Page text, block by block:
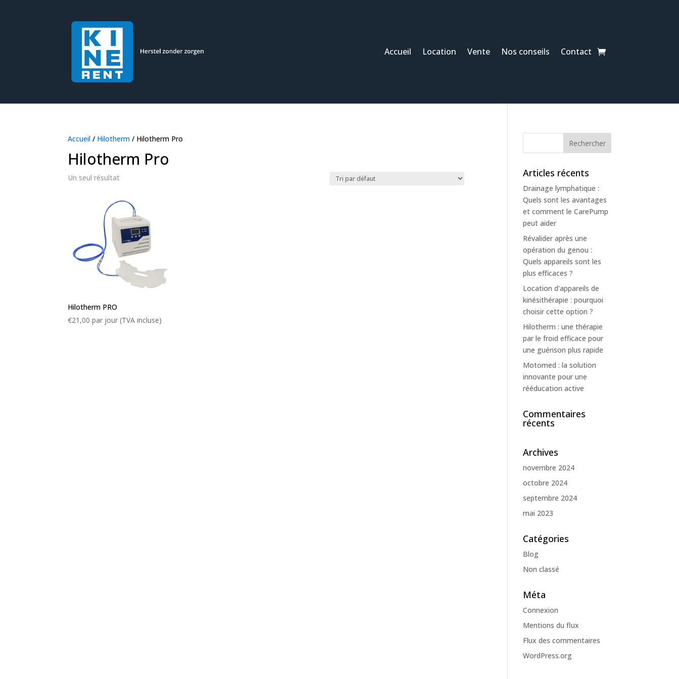
Accueil Location Vente Nos conseils Contact
Accueil / Hilotherm / Hilotherm Pro
Hilotherm Pro
Un seul résultat
Hilotherm PRO
€21,00 par jour (TVA incluse)
Articles récents
Drainage lymphatique :
Quels sont les avantages
et comment le CarePump
peut aider
Révalider après une
opération du genou :
Quels appareils sont les
plus efficaces ?
Location d'appareils de
kinésithérapie : pourquoi
choisir cette option ?
Hilotherm : une thérapie
par le froid efficace pour
une guérison plus rapide
Motomed : la solution
innovante pour une
rééducation active
Commentaires
récents
Archives
novembre 2024
octobre 2024
septembre 2024
mai 2023
Catégories
Blog
Non classé
Méta
Connexion
Mentions du flux
Flux des commentaires
WordPress.org